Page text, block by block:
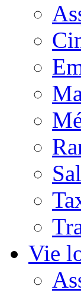
Vie